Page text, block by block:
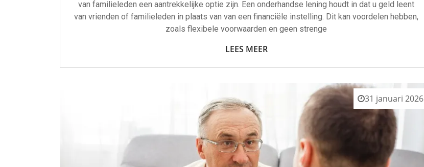
van familieleden een aantrekkelijke optie zijn. Een onderhandse lening houdt in dat u geld leent
van vrienden of familieleden in plaats van van een financiële instelling. Dit kan voordelen hebben,
zoals flexibele voorwaarden en geen strenge
LEES MEER
31 januari 2026